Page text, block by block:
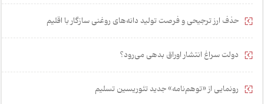
حذف ارز ترجیحی و فرصت تولید دانه‌های روغنی سازگار با اقلیم
دولت سراغ انتشار اوراق بدهی می‌رود؟
رونمایی از «توهم‌نامه» جدید تئور‌یسین تسلیم